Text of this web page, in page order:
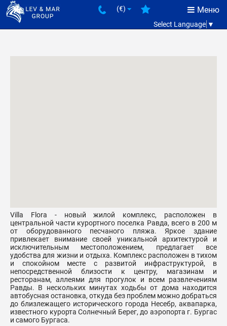
Меню
(€)
Select Language ▼
Villa Flora - новый жилой комплекс, расположен в
центральной части курортного поселка Равда, всего в 200 м
от оборудованного песчаного пляжа. Яркое здание
привлекает внимание своей уникальной архитектурой и
исключительным местоположением, предлагает все
удобства для жизни и отдыха. Комплекс расположен в тихом
и спокойном месте с развитой инфраструктурой, в
непосредственной близости к центру, магазинам и
ресторанам, аллеями для прогулок и всем развлечениям
Равды. В нескольких минутах ходьбы от дома находится
автобусная остановка, откуда без проблем можно добраться
до близлежащего исторического города Несебр, аквапарка,
известного курорта Солнечный Берег, до аэропорта г. Бургас
и самого Бургаса.